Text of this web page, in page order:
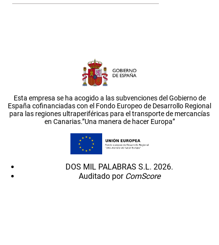
Esta empresa se ha acogido a las subvenciones del Gobierno de
España cofinanciadas con el Fondo Europeo de Desarrollo Regional
para las regiones ultraperiféricas para el transporte de mercancías
en Canarias.”Una manera de hacer Europa”
DOS MIL PALABRAS S.L. 2026.
Auditado por ComScore